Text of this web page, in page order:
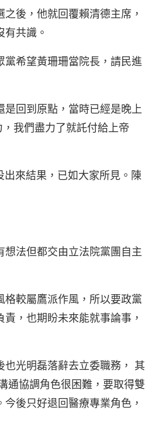
後，他就回覆賴清德主席，
共識。
希望黃珊珊當院長，請民進
回到原點，當時已經是晚上
我們盡力了就託付給上帝
出來結果，已如大家所見。陳
想法但都交由立法院黨團自主
格較屬鷹派作風，所以要政黨
，也期盼未來能就事論事，
也光明磊落辭去立委職務， 其
通協調角色很困難，要取得雙
後只好退回醫療專業角色，